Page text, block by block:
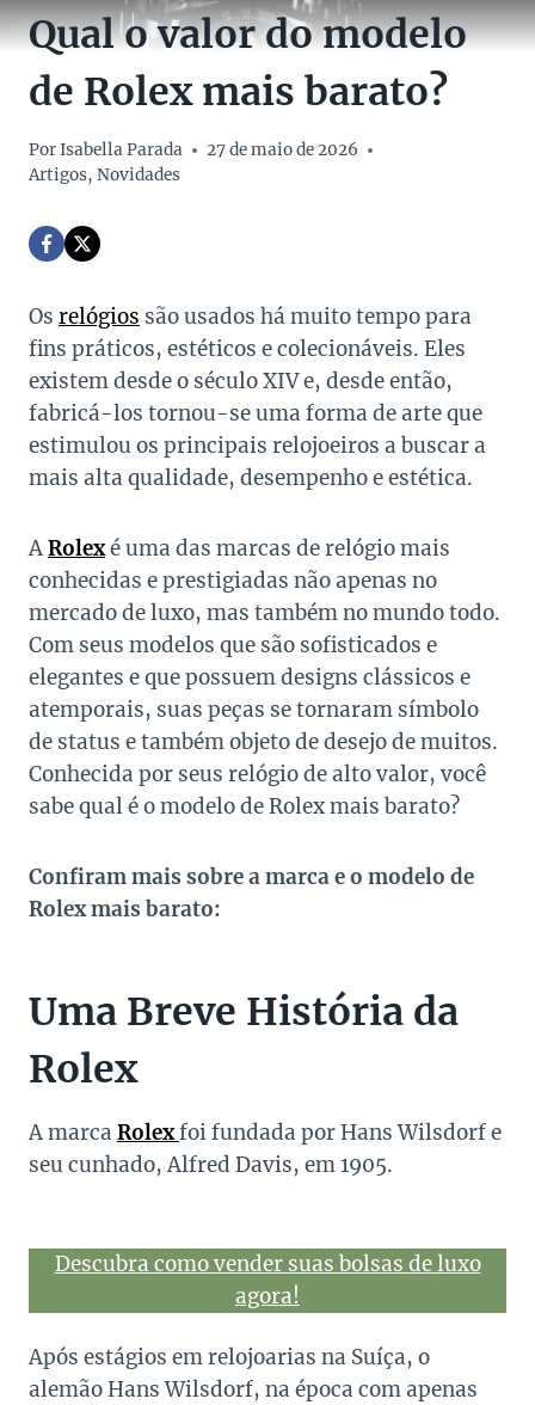
Qual o valor do modelo
de Rolex mais barato?
PorIsabella Parada
27 de maio de 2026
Artigos, Novidades
Os relógios são usados ​​há muito tempo para
fins práticos, estéticos e colecionáveis. Eles
existem desde o século XIV e, desde então,
fabricá-los tornou-se uma forma de arte que
estimulou os principais relojoeiros a buscar a
mais alta qualidade, desempenho e estética.
ARolexé uma das marcas de relógio mais
conhecidas e prestigiadas não apenas no
mercado de luxo, mas também no mundo todo.
Com seus modelos que são sofisticados e
elegantes e que possuem designs clássicos e
atemporais, suas peças se tornaram símbolo
de status e também objeto de desejo de muitos.
Conhecida por seus relógio de alto valor, você
sabe qual é o modelo de Rolex mais barato?
Confiram mais sobre a marca e o modelo de
Rolex mais barato:
Uma Breve História da
Rolex
A marca Rolexfoi fundada por Hans Wilsdorf e
seu cunhado, Alfred Davis, em 1905.
Descubra como vender suas bolsas de luxo
agora!
Após estágios em relojoarias na Suíça, o
alemão Hans Wilsdorf, na época com apenas